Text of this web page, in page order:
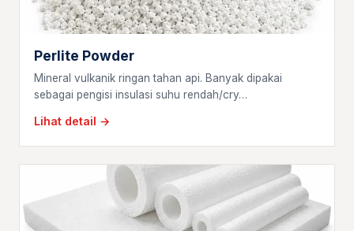
Perlite Powder
Mineral vulkanik ringan tahan api. Banyak dipakai
sebagai pengisi insulasi suhu rendah/cry…
Lihat detail →